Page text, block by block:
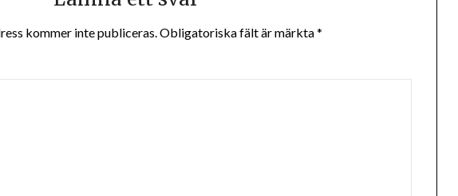
kommer inte publiceras. Obligatoriska fält är märkta*